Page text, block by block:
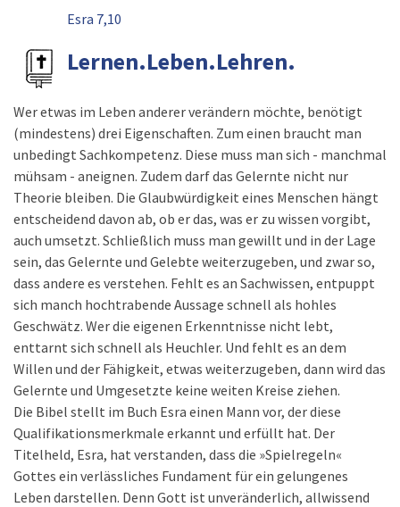
Esra 7,10
Lernen.Leben.Lehren.
Wer etwas im Leben anderer verändern möchte, benötigt
(mindestens) drei Eigenschaften. Zum einen braucht man
unbedingt Sachkompetenz. Diese muss man sich - manchmal
mühsam - aneignen. Zudem darf das Gelernte nicht nur
Theorie bleiben. Die Glaubwürdigkeit eines Menschen hängt
entscheidend davon ab, ob er das, was er zu wissen vorgibt,
auch umsetzt. Schließlich muss man gewillt und in der Lage
sein, das Gelernte und Gelebte weiterzugeben, und zwar so,
dass andere es verstehen. Fehlt es an Sachwissen, entpuppt
sich manch hochtrabende Aussage schnell als hohles
Geschwätz. Wer die eigenen Erkenntnisse nicht lebt,
enttarnt sich schnell als Heuchler. Und fehlt es an dem
Willen und der Fähigkeit, etwas weiterzugeben, dann wird das
Gelernte und Umgesetzte keine weiten Kreise ziehen.
Die Bibel stellt im Buch Esra einen Mann vor, der diese
Qualifikationsmerkmale erkannt und erfüllt hat. Der
Titelheld, Esra, hat verstanden, dass die »Spielregeln«
Gottes ein verlässliches Fundament für ein gelungenes
Leben darstellen. Denn Gott ist unveränderlich, allwissend